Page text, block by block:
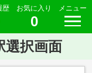
歴 お気に入り
0
メニュー
選択画面